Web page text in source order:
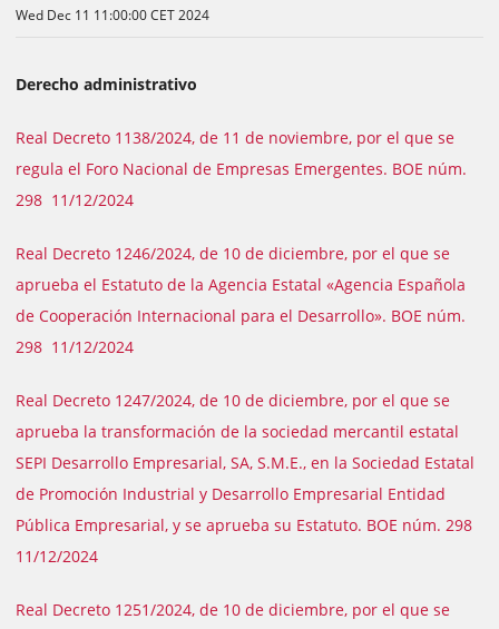
Wed Dec 11 11:00:00 CET 2024
Derecho administrativo
Real Decreto 1138/2024, de 11 de noviembre, por el que se
regula el Foro Nacional de Empresas Emergentes. BOE núm.
298 11/12/2024
Real Decreto 1246/2024, de 10 de diciembre, por el que se
aprueba el Estatuto de la Agencia Estatal «Agencia Española
de Cooperación Internacional para el Desarrollo». BOE núm.
298 11/12/2024
Real Decreto 1247/2024, de 10 de diciembre, por el que se
aprueba la transformación de la sociedad mercantil estatal
SEPI Desarrollo Empresarial, SA, S.M.E., en la Sociedad Estatal
de Promoción Industrial y Desarrollo Empresarial Entidad
Pública Empresarial, y se aprueba su Estatuto. BOE núm. 298
11/12/2024
Real Decreto 1251/2024, de 10 de diciembre, por el que se